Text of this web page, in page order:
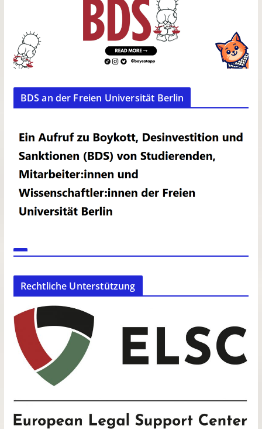
BDS an der Freien Universität Berlin
Rechtliche Unterstützung